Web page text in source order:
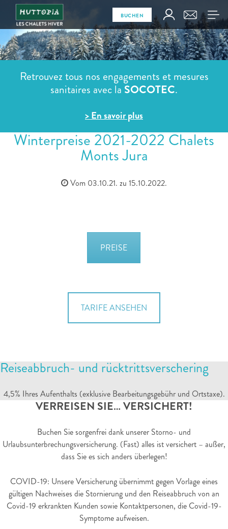
BUCHEN
Retrouvez tous nos engagements et mesures
sanitaires avec la SOCOTEC.
> En savoir plus
Winterpreise 2021-2022 Chalets
Monts Jura
Vom 03.10.21. zu 15.10.2022.
PREISE
TARIFE ANSEHEN
Reiseabbruch- und rücktrittsverschering
4,5% Ihres Aufenthalts (exklusive Bearbeitungsgebühr und Ortstaxe).
VERREISEN SIE… VERSICHERT!
Buchen Sie sorgenfrei dank unserer Storno- und
Urlaubsunterbrechungsversicherung. (Fast) alles ist versichert – außer,
dass Sie es sich anders überlegen!
COVID-19: Unsere Versicherung übernimmt gegen Vorlage eines
gültigen Nachweises die Stornierung und den Reiseabbruch von an
Covid-19 erkrankten Kunden sowie Kontaktpersonen, die Covid-19-
Symptome aufweisen.